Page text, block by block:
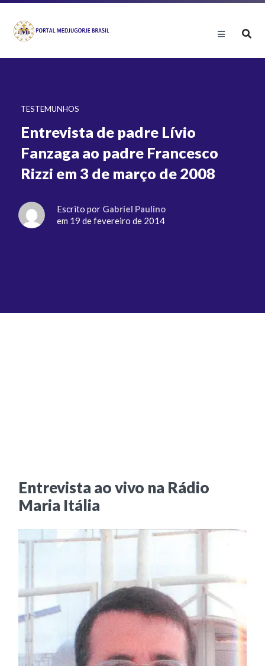
TESTEMUNHOS
Entrevista de padre Lívio
Fanzaga ao padre Francesco
Rizzi em 3 de março de 2008
Escrito por Gabriel Paulino
em 19 de fevereiro de 2014
Entrevista ao vivo na Rádio
Maria Itália